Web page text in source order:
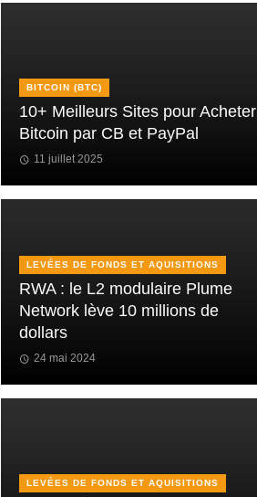
BITCOIN (BTC)
10+ Meilleurs Sites pour Acheter
Bitcoin par CB et PayPal
11 juillet 2025
LEVÉES DE FONDS ET AQUISITIONS
RWA : le L2 modulaire Plume
Network lève 10 millions de
dollars
24 mai 2024
LEVÉES DE FONDS ET AQUISITIONS